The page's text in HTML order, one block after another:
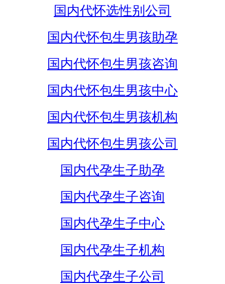
国内代怀选性别公司
国内代怀包生男孩助孕
国内代怀包生男孩咨询
国内代怀包生男孩中心
国内代怀包生男孩机构
国内代怀包生男孩公司
国内代孕生子助孕
国内代孕生子咨询
国内代孕生子中心
国内代孕生子机构
国内代孕生子公司